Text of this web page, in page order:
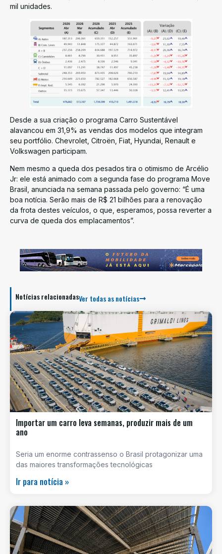
mil unidades.
Desde a sua criação o programa Carro Sustentável
alavancou em 31,9% as vendas dos modelos que integram
seu portfólio. Chevrolet, Citroën, Fiat, Hyundai, Renault e
Volkswagen participam.
Nem mesmo a queda dos pesados tira o otimismo de Arcélio
Jr: ele está animado com a segunda fase do programa Move
Brasil, anunciada na semana passada pelo governo: “É uma
boa notícia. Serão mais de R$ 21 bilhões para a renovação
da frota destes veículos, o que, esperamos, possa reverter a
curva de queda dos emplacamentos”.
Notícias relacionadasVer todas as notícias
Importar um carro leva semanas, produzir mais de um
ano
Seria um enorme contrassenso o Brasil protagonizar uma
das maiores transformações tecnológicas
Ir para notícia »